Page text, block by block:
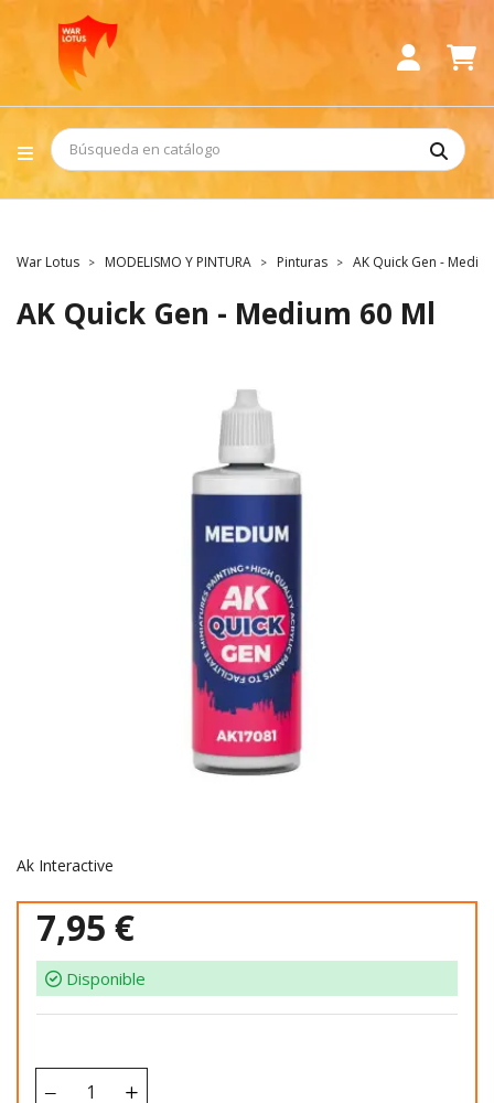
War Lotus MODELISMO Y PINTURA Pinturas AK Quick Gen -
AK Quick Gen - Medium 60 Ml
Ak Interactive
7,95 €
Disponible